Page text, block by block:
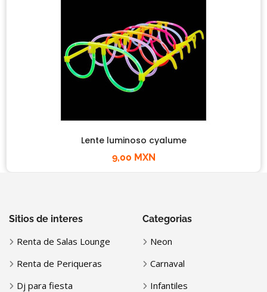
Lente luminoso cyalume
9,00 MXN
Sitios de interes
Renta de Salas Lounge
Renta de Periqueras
Dj para fiesta
Categorias
Neon
Carnaval
Infantiles